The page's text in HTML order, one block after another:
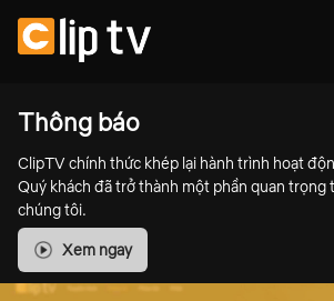
Thông báo
ClipTV chính thức khép lại hành trình hoạt
Quý khách đã trở thành một phần quan trọng
chúng tôi.
Xem ngay